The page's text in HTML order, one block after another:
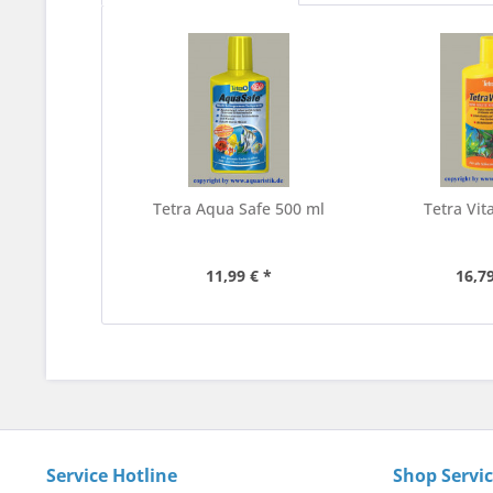
Tetra Aqua Safe 500 ml
11,99 € *
Tetra
Service Hotline Shop